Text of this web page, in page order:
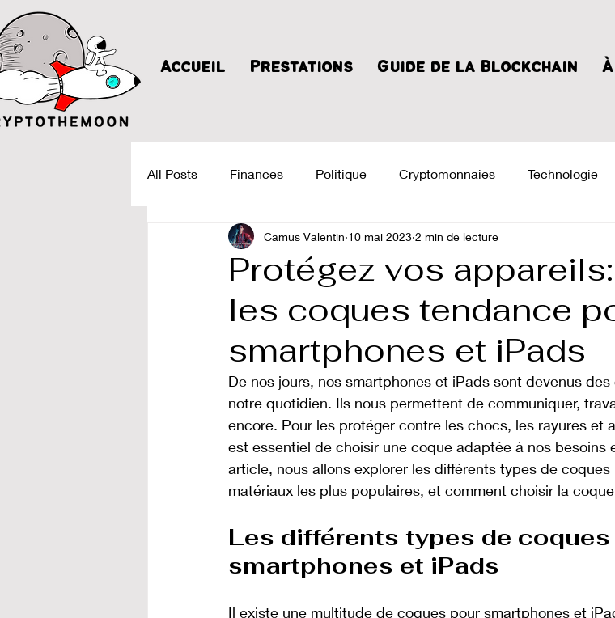
Accueil Prestations Guide de la Blockchain
All Posts Finances Politique Cryptomonnaies Technologie
Protégez vos
les coques tendance
smartphones et iPads
Camus Valentin 10 mai 2023 2 min de lecture
De nos jours, nos smartphones et iPads sont devenus
notre quotidien. Ils nous permettent de communiquer,
encore. Pour les protéger contre les chocs, les rayures et
est essentiel de choisir une coque adaptée à nos besoins
article, nous allons explorer les différents types de
matériaux les plus populaires, et comment choisir la
Les différents types de
smartphones et iPads
Il existe une multitude de coques pour smartphones et